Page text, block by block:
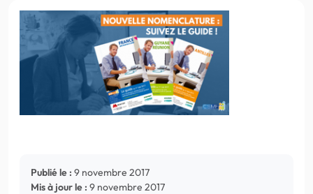
Publié le : 9 novembre 2017
Mis à jour le : 9 novembre 2017